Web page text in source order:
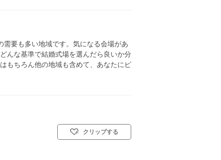
要も多い地域です。気になる会場があ
んな基準で結婚式場を選んだら良いか分
もちろん他の地域も含めて、あなたにピ
: 神前式／人前式／和装人前式
クリップする